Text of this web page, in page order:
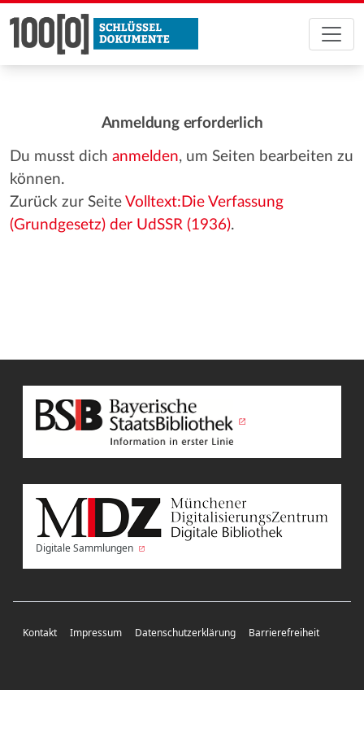
Anmeldung erforderlich
Du musst dich anmelden, um Seiten bearbeiten zu
können.
Zurück zur Seite Volltext:Die Verfassung
(Grundgesetz) der UdSSR (1936).
Digitale Sammlungen
Kontakt Impressum Datenschutzerklärung Barrierefreiheit